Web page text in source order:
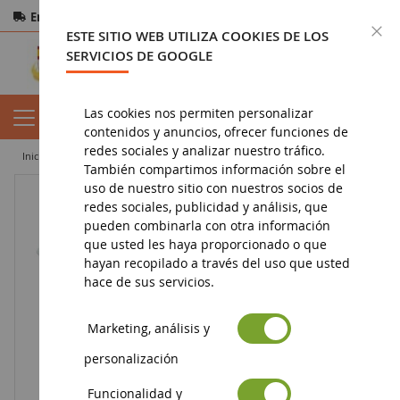
Entrega gratuita
Devolucionesen 14 días
inicio figura figurita de bayala Gemelos de anémonas
ESTE SITIO WEB UTILIZA COOKIES DE LOS
SERVICIOS DE GOOGLE
Las cookies nos permiten personalizar
contenidos y anuncios, ofrecer funciones de
redes sociales y analizar nuestro tráfico.
También compartimos información sobre el
uso de nuestro sitio con nuestros socios de
redes sociales, publicidad y análisis, que
pueden combinarla con otra información
que usted les haya proporcionado o que
hayan recopilado a través del uso que usted
hace de sus servicios.
Marketing, análisis y
personalización
Funcionalidad y